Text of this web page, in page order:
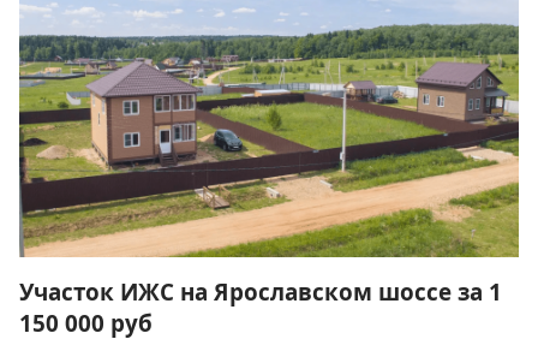
Участок ИЖС на Ярославском шоссе за 1
150 000 руб